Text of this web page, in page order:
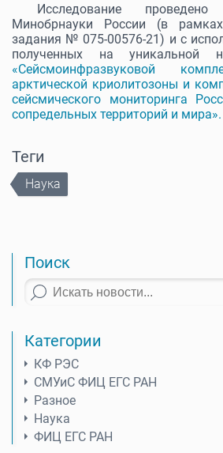
Исследование
Минобрнауки России (в рамках
задания № 075-00576-21) и с
полученных на уникальной
«Сейсмоинфразвуковой
арктической криолитозоны и
сейсмического мониторинга
сопредельных территорий и мира».
Теги
Наука
Поиск
Категории
КФ РЭС
СМУиС ФИЦ ЕГС РАН
Разное
Наука
ФИЦ ЕГС РАН